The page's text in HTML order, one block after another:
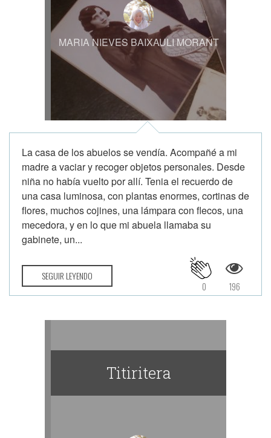
MARIA NIEVES BAIXAULI MORANT
La casa de los abuelos se vendía. Acompañé a mi
madre a vaciar y recoger objetos personales. Desde
niña no había vuelto por allí. Tenia el recuerdo de
una casa luminosa, con plantas enormes, cortinas de
flores, muchos cojines, una lámpara con flecos, una
mecedora, y en lo que mi abuela llamaba su
gabinete, un...
SEGUIR LEYENDO
196
0
Titiritera